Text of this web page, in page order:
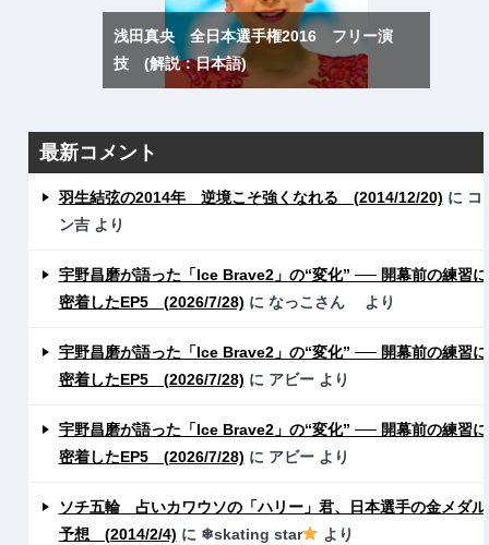
浅田真央 全日本選手権2016 フリー演
技 (解説：日本語)
最新コメント
羽生結弦の2014年 逆境こそ強くなれる (2014/12/20) に コ
ン吉より
宇野昌磨が語った「Ice Brave2」の“変化” ── 開幕前の練習に
密着したEP5 (2026/7/28) に なっこさん より
宇野昌磨が語った「Ice Brave2」の“変化” ── 開幕前の練習に
密着したEP5 (2026/7/28) に アビーより
宇野昌磨が語った「Ice Brave2」の“変化” ── 開幕前の練習に
密着したEP5 (2026/7/28) に アビーより
ソチ五輪 占いカワウソの「ハリー」君、日本選手の金メダル
予想 (2014/2/4) に ❄skating star より